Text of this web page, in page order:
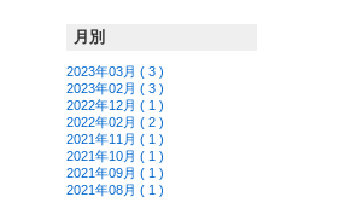
月別
2023年03月 ( 3 )
2023年02月 ( 3 )
2022年12月 ( 1 )
2022年02月 ( 2 )
2021年11月 ( 1 )
2021年10月 ( 1 )
2021年09月 ( 1 )
2021年08月 ( 1 )